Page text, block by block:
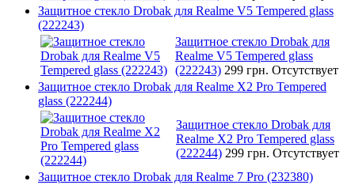
Защитное стекло Drobak для Realme V5 Tempered glass
(222243)
Защитное стекло Drobak для
Realme V5 Tempered glass
(222243) 299 грн. Отсутствует
Защитное стекло Drobak для Realme X2 Pro Tempered
glass (222244)
Защитное стекло Drobak для
Realme X2 Pro Tempered glass
(222244) 299 грн. Отсутствует
Защитное стекло Drobak для Realme 7 Pro (232380)